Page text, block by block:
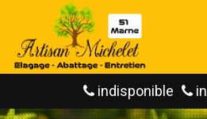
indisponible